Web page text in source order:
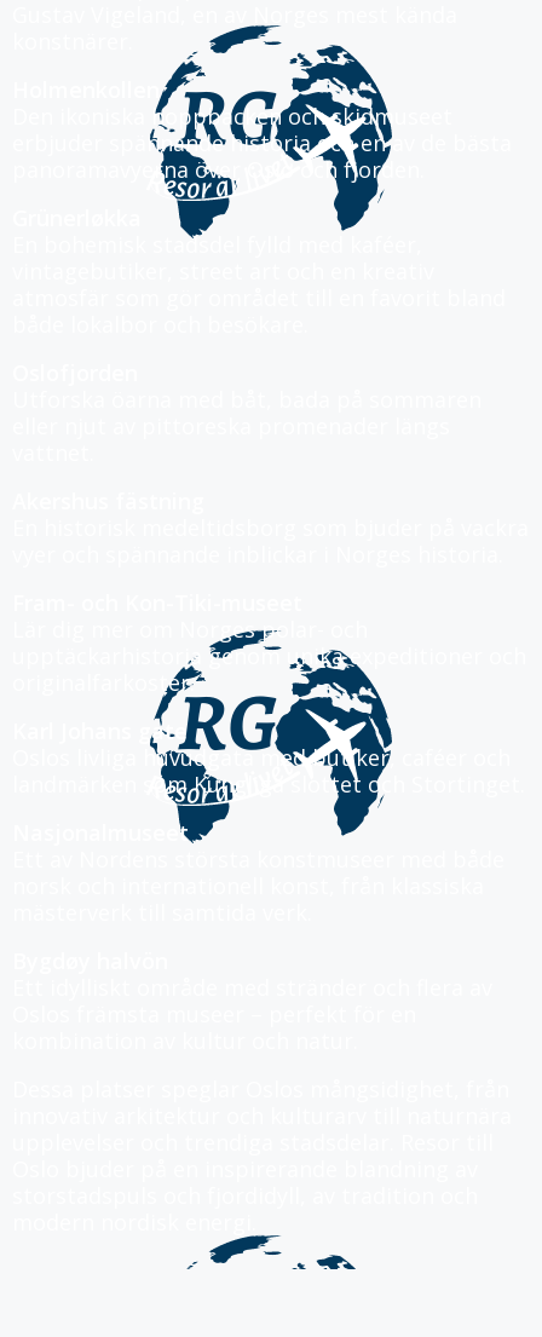
Den ikoniska hoppbacken och skidmuseet
erbjuder spännande historia och en av de bästa
panoramavyerna över Oslo och fjorden.
En bohemisk stadsdel fylld med kaféer,
Lär dig mer om Norges polar- och
upptäckarhistoria genom unika expeditioner och
originalfarkoster.
Karl Johans gate
Oslos livliga huvudgata med butiker, caféer och
landmärken som Kungliga slottet och Stortinget.
Nasjonalmuseet